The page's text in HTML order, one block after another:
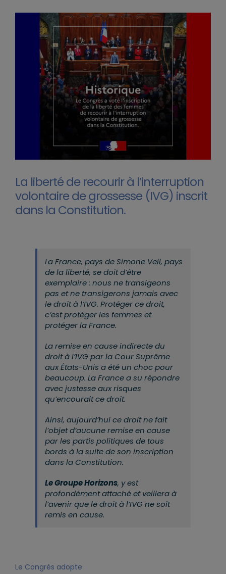
La liberté de recourir à l’interruption
volontaire de grossesse (IVG) inscrit
dans la Constitution.
La France, pays de Simone Veil, pays
de la liberté, se doit d’être
exemplaire : nous ne transigeons
pas et ne transigerons jamais avec
le droit à l’IVG. Protéger ce droit,
c’est protéger les femmes et
protéger la France.
La remise en cause indirecte du
droit à l’IVG par la Cour Suprême
aux États-Unis a été un choc pour
beaucoup. La France a su répondre
avec justesse aux risques
qu’encourait ce droit.
Ainsi, aujourd’hui ce droit ne fait
l’objet d’aucune remise en cause
par les partis politiques de tous
bords à la suite de son inscription
dans la Constitution.
Le Groupe Horizons, y est
profondément attaché et veillera à
l’avenir que le droit à l’IVG ne soit
remis en cause.
Le Congrès adopte